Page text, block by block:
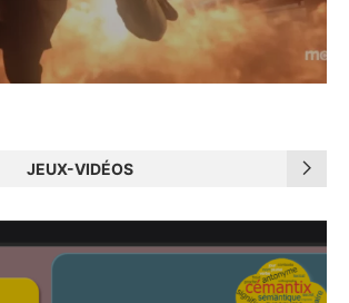
JEUX-VIDÉOS